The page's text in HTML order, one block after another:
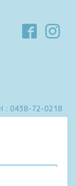
: 0438-72-0218